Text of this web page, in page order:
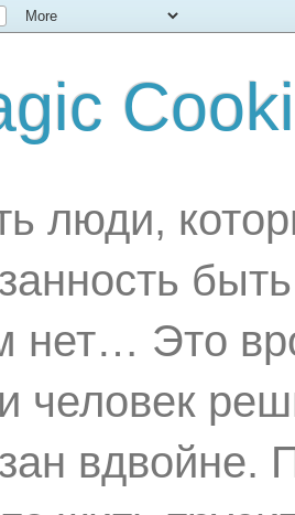
люди,
нет… Это
человек
вдвойне.